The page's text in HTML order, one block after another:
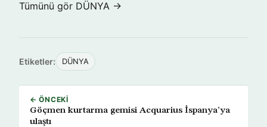
Tümünü gör DÜNYA →
Etiketler: DÜNYA
← ÖNCEKI
Göçmen kurtarma gemisi Acquarius İspanya’ya
ulaştı